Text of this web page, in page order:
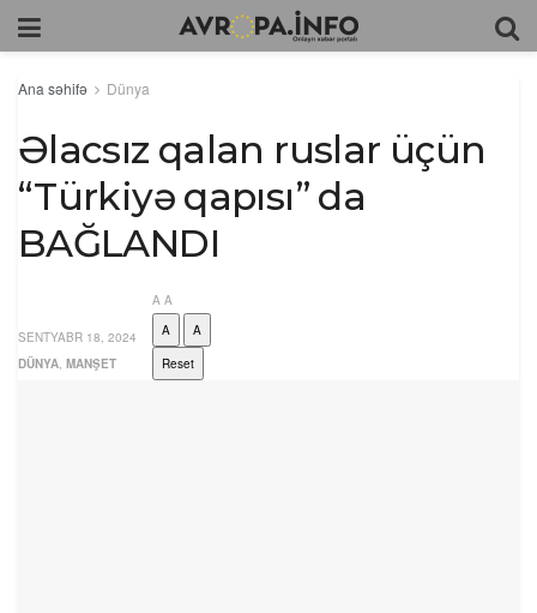
Ana səhifə Dünya
Əlacsız qalan ruslar üçün
“Türkiyə qapısı” da
BAĞLANDI
SENTYABR 18, 2024
DÜNYA, MANŞET
A A
A
A
Reset